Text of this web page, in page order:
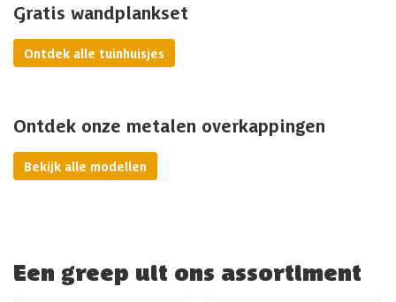
Gratis wandplankset
Ontdek alle tuinhuisjes
Ontdek onze metalen overkappingen
Bekijk alle modellen
Een greep uit ons assortiment